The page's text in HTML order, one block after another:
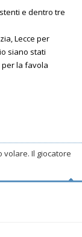
e dentro tre
Lecce per
siano stati
la favola
volare. Il giocatore